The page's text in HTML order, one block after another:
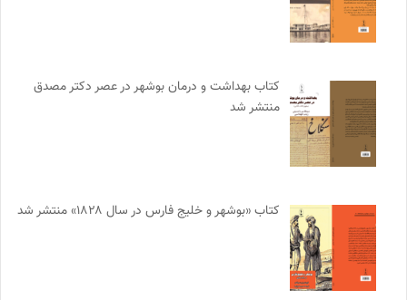
کتاب بهداشت و درمان بوشهر در عصر دکتر مصدق
منتشر شد
کتاب «بوشهر و خلیج فارس در سال ۱۸۲۸» منتشر شد